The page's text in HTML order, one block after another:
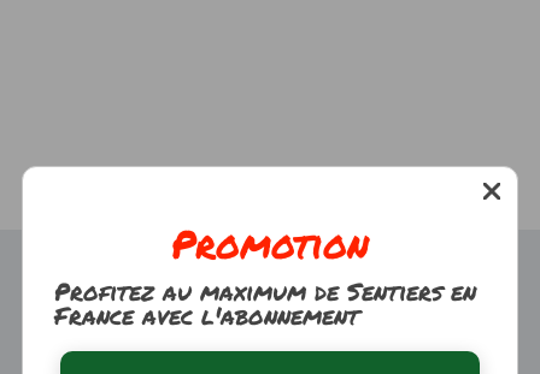
Promotion
Profitez au maximum de Sentiers en
France avec l'abonnement